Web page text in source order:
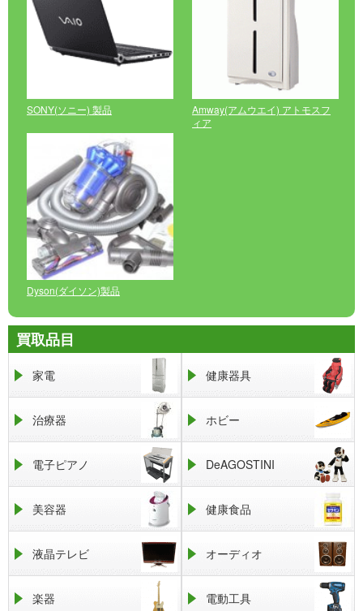
SONY(ソニー) 製品
Amway(アムウエイ) アトモスフ
ィア
Dyson(ダイソン)製品
買取品目
家電 健康器具
治療器 ホビー
電子ピアノ DeAGOSTINI
美容器 健康食品
液晶テレビ オーディオ
楽器 電動工具